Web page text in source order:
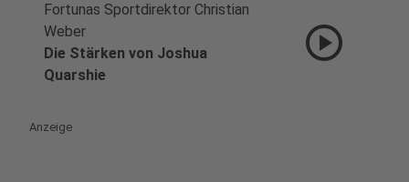
Fortunas Sportdirektor Christian
Weber
Die Stärken von Joshua
Quarshie
play_circle
Anzeige